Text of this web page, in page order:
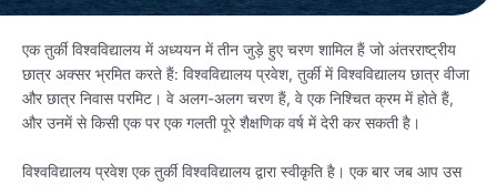
एक तुर्की विश्वविद्यालय में अध्ययन में तीन जुड़े हुए चरण शामिल हैं जो अंतरराष्ट्रीय
छात्र अक्सर भ्रमित करते हैं: विश्वविद्यालय प्रवेश, तुर्की में विश्वविद्यालय छात्र वीजा
और छात्र निवास परमिट। वे अलग-अलग चरण हैं, वे एक निश्चित क्रम में होते हैं,
और उनमें से किसी एक पर एक गलती पूरे शैक्षणिक वर्ष में देरी कर सकती है।
विश्वविद्यालय प्रवेश एक तुर्की विश्वविद्यालय द्वारा स्वीकृति है। एक बार जब आप उस